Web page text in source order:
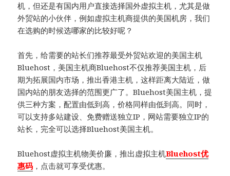
机，但还是有国内用户直接选择国外虚拟主机，尤其是做
外贸站的小伙伴，例如虚拟主机商提供的美国机房，我们
在选购的时候选哪家的比较好呢？
首先，给需要的站长们推荐最受外贸站欢迎的美国主机
Bluehost，美国主机商Bluehost不仅推荐美国主机，后
期为拓展国内市场，推出香港主机，这样距离大陆近，做
国内站的朋友选择的范围更广了。Bluehost美国主机，提
供三种方案，配置由低到高，价格同样由低到高。同时，
可以支持多站建设、免费赠送独立IP，网站需要独立IP的
站长，完全可以选择Bluehost美国主机。
Bluehost虚拟主机物美价廉，推出虚拟主机Bluehost优
惠码 ，点击就可享受优惠。